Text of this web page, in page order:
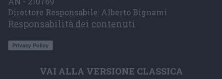
Direttore Responsabile: Alberto Bignami
Responsabilità dei contenuti
VAI ALLA VERSIONE CLASSICA